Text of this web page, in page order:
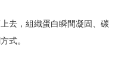
去，組織蛋白瞬間凝固、碳
式。